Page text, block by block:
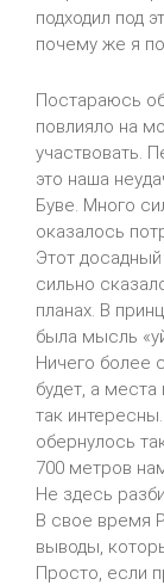
подходил под
почему же я
Постараюсь
повлияло на
участвовать.
это наша
Буве. Много
оказалось
Этот досадный
сильно
планах. В
была мысль
Ничего более
будет, а
так
обернулось
700 метров
Не здесь
В свое время
выводы,
Просто, если